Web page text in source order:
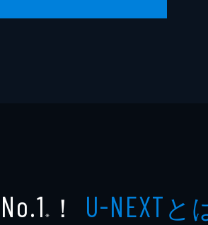
No.1 ※ ！ U-NEXTと